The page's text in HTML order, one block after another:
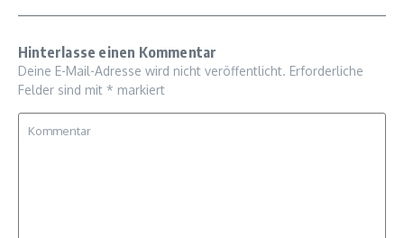
Hinterlasse einen Kommentar
Deine E-Mail-Adresse wird nicht veröffentlicht. Erforderliche
Felder sind mit * markiert